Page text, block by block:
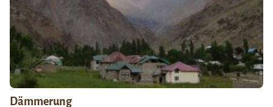
Dämmerung